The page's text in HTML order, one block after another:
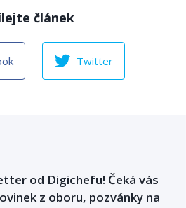
článek
Twitter
od Digichefu! Čeká vás
z oboru, pozvánky na